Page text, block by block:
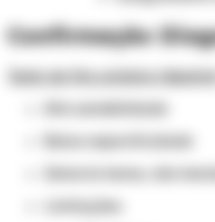
Confirmação
Teste de fita urinária (dipstick)
Baixa especificidade